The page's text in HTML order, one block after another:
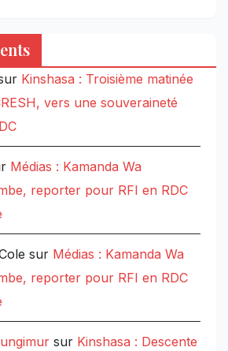
Kinshasa : Troisième matinée
vers une souveraineté
Médias : Kamanda Wa
reporter pour RFI en RDC
sur Médias : Kamanda Wa
reporter pour RFI en RDC
sur Kinshasa : Descente